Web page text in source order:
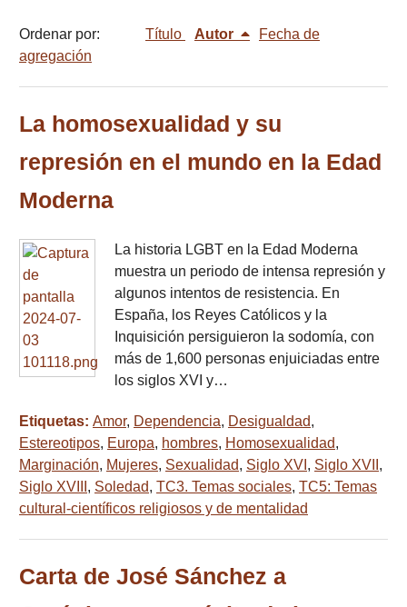
Ordenar por: Título Autor
Fecha de
agregación
La homosexualidad y su
represión en el mundo en la Edad
Moderna
La historia LGBT en la Edad Moderna
muestra un periodo de intensa represión y
algunos intentos de resistencia. En
España, los Reyes Católicos y la
Inquisición persiguieron la sodomía, con
más de 1,600 personas enjuiciadas entre
los siglos XVI y…
Etiquetas: Amor, Dependencia, Desigualdad,
Estereotipos, Europa, hombres, Homosexualidad,
Marginación, Mujeres, Sexualidad, Siglo XVI , Siglo XVII ,
Siglo XVIII , Soledad, TC3. Temas sociales, TC5: Temas
cultural-científicos religiosos y de mentalidad
Carta de José Sánchez a